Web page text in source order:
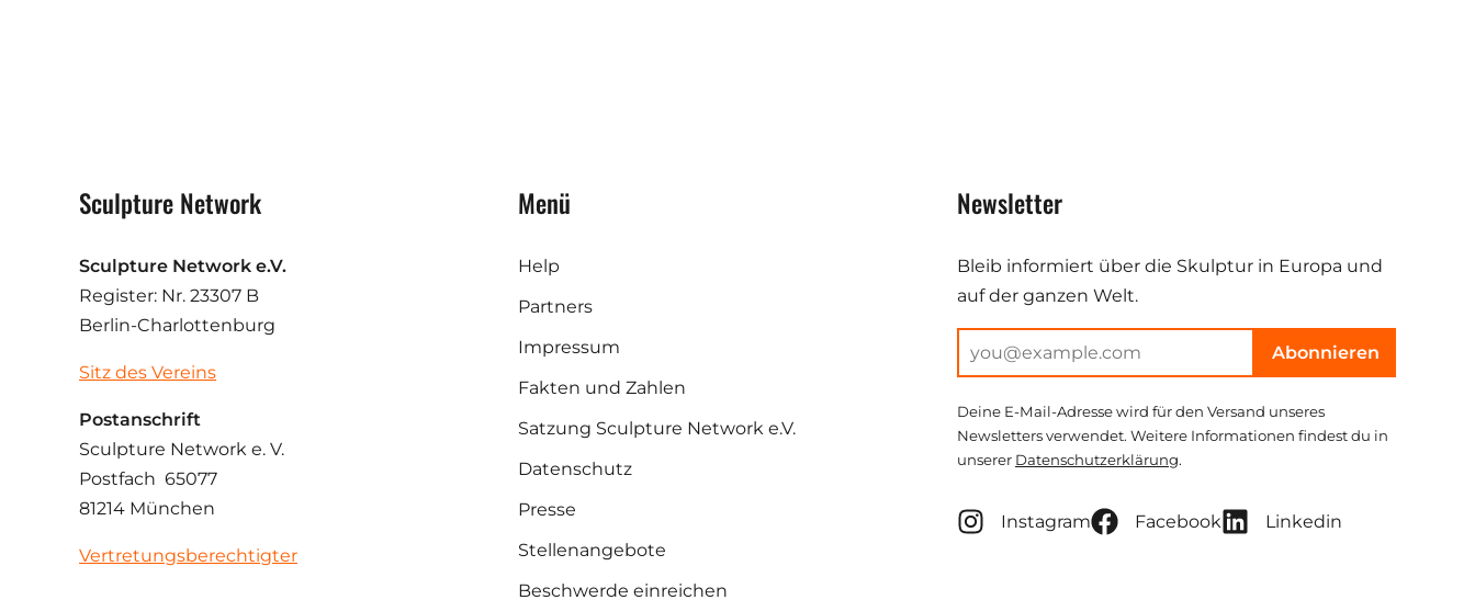
Sculpture Network
Sculpture Network e.V.
Register: Nr. 23307 B
Berlin-Charlottenburg
Sitz des Vereins
Postanschrift
Sculpture Network e. V.
Postfach 65077
81214 München
Vertretungsberechtigter
Menü
Help
Partners
Impressum
Fakten und Zahlen
Satzung Sculpture Network e.V.
Datenschutz
Presse
Stellenangebote
Beschwerde einreichen
Newsletter
Bleib informiert über die Skulptur in Europa und
auf der ganzen Welt.
Abonnieren
Deine E-Mail-Adresse wird für den Versand unseres
Newsletters verwendet. Weitere Informationen findest du in
unserer Datenschutzerklärung.
Instagram Facebook Linkedin